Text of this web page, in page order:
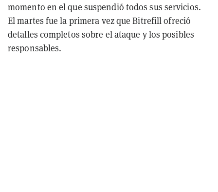
momento en el que suspendió todos sus servicios.
El martes fue la primera vez que Bitrefill ofreció
detalles completos sobre el ataque y los posibles
responsables.